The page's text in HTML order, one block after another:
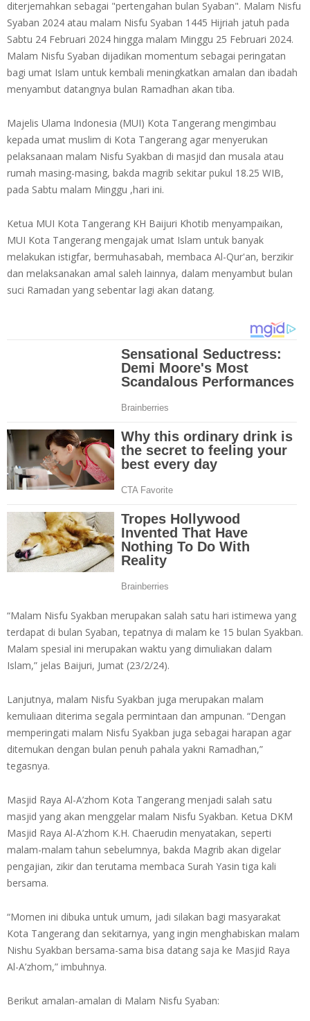
diterjemahkan sebagai "pertengahan bulan Syaban". Malam Nisfu
Syaban 2024 atau malam Nisfu Syaban 1445 Hijriah jatuh pada
Sabtu 24 Februari 2024 hingga malam Minggu 25 Februari 2024.
Malam Nisfu Syaban dijadikan momentum sebagai peringatan
bagi umat Islam untuk kembali meningkatkan amalan dan ibadah
menyambut datangnya bulan Ramadhan akan tiba.
Majelis Ulama Indonesia (MUI) Kota Tangerang mengimbau
kepada umat muslim di Kota Tangerang agar menyerukan
pelaksanaan malam Nisfu Syakban di masjid dan musala atau
rumah masing-masing, bakda magrib sekitar pukul 18.25 WIB,
pada Sabtu malam Minggu ,hari ini.
Ketua MUI Kota Tangerang KH Baijuri Khotib menyampaikan,
MUI Kota Tangerang mengajak umat Islam untuk banyak
melakukan istigfar, bermuhasabah, membaca Al-Qur'an, berzikir
dan melaksanakan amal saleh lainnya, dalam menyambut bulan
suci Ramadan yang sebentar lagi akan datang.
“Malam Nisfu Syakban merupakan salah satu hari istimewa yang
terdapat di bulan Syaban, tepatnya di malam ke 15 bulan Syakban.
Malam spesial ini merupakan waktu yang dimuliakan dalam
Islam,” jelas Baijuri, Jumat (23/2/24).
Lanjutnya, malam Nisfu Syakban juga merupakan malam
kemuliaan diterima segala permintaan dan ampunan. “Dengan
memperingati malam Nisfu Syakban juga sebagai harapan agar
ditemukan dengan bulan penuh pahala yakni Ramadhan,”
tegasnya.
Masjid Raya Al-A’zhom Kota Tangerang menjadi salah satu
masjid yang akan menggelar malam Nisfu Syakban. Ketua DKM
Masjid Raya Al-A’zhom K.H. Chaerudin menyatakan, seperti
malam-malam tahun sebelumnya, bakda Magrib akan digelar
pengajian, zikir dan terutama membaca Surah Yasin tiga kali
bersama.
“Momen ini dibuka untuk umum, jadi silakan bagi masyarakat
Kota Tangerang dan sekitarnya, yang ingin menghabiskan malam
Nishu Syakban bersama-sama bisa datang saja ke Masjid Raya
Al-A’zhom,” imbuhnya.
Berikut amalan-amalan di Malam Nisfu Syaban: